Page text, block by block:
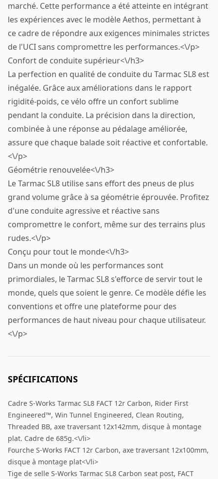
marché. Cette performance a été atteinte en intégrant
les expériences avec le modèle Aethos, permettant à
ce cadre de répondre aux exigences minimales strictes
de l'UCI sans compromettre les performances.<\/p>
Confort de conduite supérieur<\/h3>
La perfection en qualité de conduite du Tarmac SL8 est
inégalée. Grâce aux améliorations dans le rapport
rigidité-poids, ce vélo offre un confort sublime
pendant la conduite. La précision dans la direction,
combinée à une réponse au pédalage améliorée,
assure que chaque balade soit réactive et confortable.
<\/p>
Géométrie renouvelée<\/h3>
Le Tarmac SL8 utilise sans effort des pneus de plus
grand volume grâce à sa géométrie éprouvée. Profitez
d'une conduite agressive et réactive sans
compromettre le confort, même sur des terrains plus
rudes.<\/p>
Conçu pour tout le monde<\/h3>
Dans un monde où les performances sont
primordiales, le Tarmac SL8 s'efforce de servir tout le
monde, quels que soient le genre. Ce modèle défie les
conventions et offre une plateforme pour des
performances de haut niveau pour chaque utilisateur.
<\/p>
SPÉCIFICATIONS
Cadre S-Works Tarmac SL8 FACT 12r Carbon, Rider First
Engineered™, Win Tunnel Engineered, Clean Routing,
Threaded BB, axe traversant 12x142mm, disque à montage
plat. Cadre de 685g.<\/li>
Fourche S-Works FACT 12r Carbon, axe traversant 12x100mm,
disque à montage plat<\/li>
Tige de selle S-Works Tarmac SL8 Carbon seat post, FACT